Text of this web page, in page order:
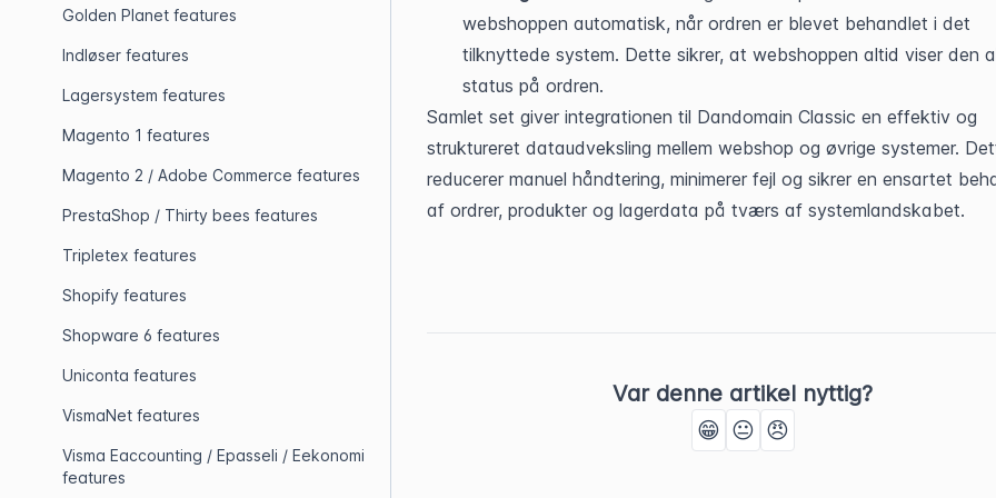
Golden Planet features
Indløser features
Lagersystem features
Magento 1 features
Magento 2 / Adobe Commerce features
PrestaShop / Thirty bees features
Tripletex features
Shopify features
Shopware 6 features
Uniconta features
VismaNet features
Visma Eaccounting / Epasseli / Eekonomi
features
webshoppen automatisk, når ordren er blevet behandlet i det
tilknyttede system. Dette sikrer, at webshoppen altid viser den
status på ordren.
Samlet set giver integrationen til Dandomain Classic en effektiv og
struktureret dataudveksling mellem webshop og øvrige systemer.
reducerer manuel håndtering, minimerer fejl og sikrer en ensartet
af ordrer, produkter og lagerdata på tværs af systemlandskabet.
Var denne artikel nyttig?
😁 😐 😠